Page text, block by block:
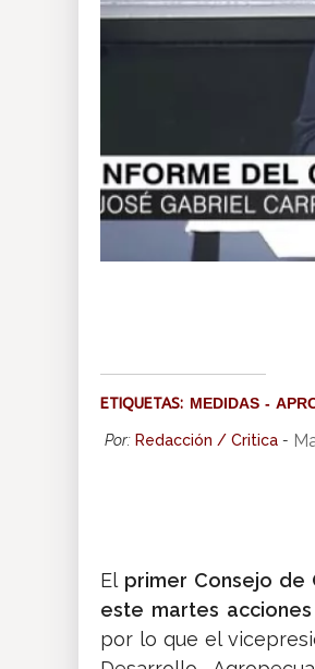
ETIQUETAS: MEDIDAS
Por: Redacción / Critica -
El primer Consejo de
este martes acciones
por lo que el